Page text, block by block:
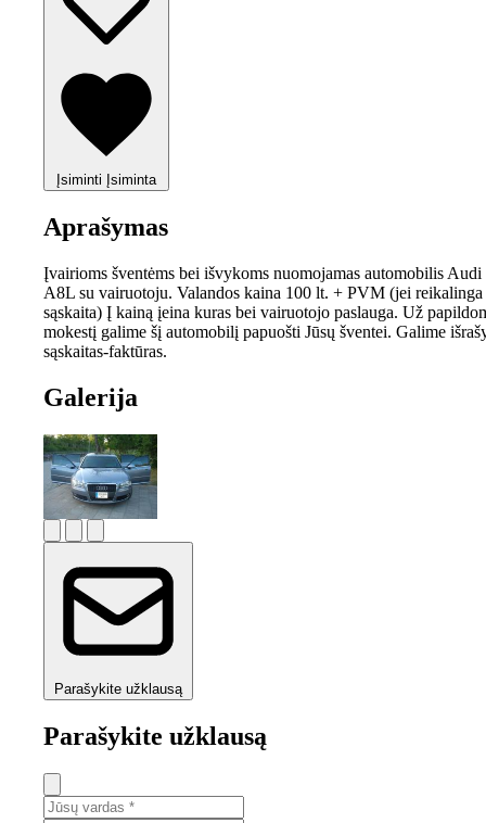
Įsiminti Įsiminta
Aprašymas
Įvairioms šventėms bei išvykoms nuomojamas automobilis Audi
A8L su vairuotoju. Valandos kaina 100 lt. + PVM (jei reikalinga
sąskaita) Į kainą įeina kuras bei vairuotojo paslauga. Už
mokestį galime šį automobilį papuošti Jūsų šventei. Galime
sąskaitas-faktūras.
Galerija
Parašykite užklausą
Parašykite užklausą